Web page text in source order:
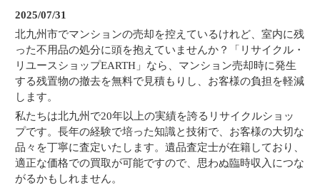
2025/07/31
北九州市でマンションの売却を控えているけれど、室内に残
った不用品の処分に頭を抱えていませんか？「リサイクル・
リユースショップEARTH」なら、マンション売却時に発生
する残置物の撤去を無料で見積もりし、お客様の負担を軽減
します。
私たちは北九州で20年以上の実績を誇るリサイクルショッ
プです。長年の経験で培った知識と技術で、お客様の大切な
品々を丁寧に査定いたします。遺品査定士が在籍しており、
適正な価格での買取が可能ですので、思わぬ臨時収入につな
がるかもしれません。